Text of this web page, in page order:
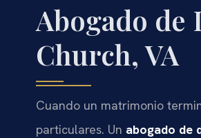
Abogado
Church, VA
Cuando un matrimonio
particulares. Un abogado de